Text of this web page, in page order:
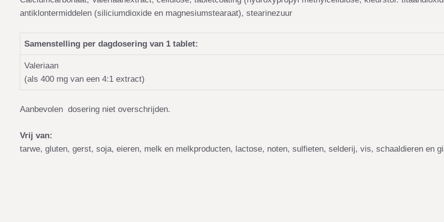
antiklontermiddelen (siliciumdioxide en magnesiumstearaat), stearinezuur
Samenstelling per dagdosering van 1 tablet:
Valeriaan
(als 400 mg van een 4:1 extract)
Aanbevolen dosering niet overschrijden.
Vrij van:
tarwe, gluten, gerst, soja, eieren, melk en melkproducten, lactose, noten, sulfieten, selderij, vis, schaaldieren en